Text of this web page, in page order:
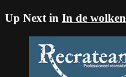
Up Next in In de wolken